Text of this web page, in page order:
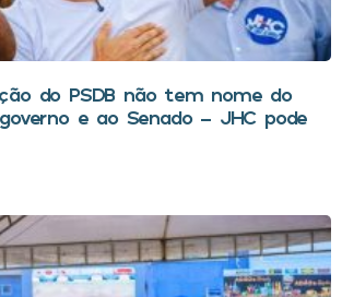
do PSDB não tem nome do
e ao Senado – JHC pode